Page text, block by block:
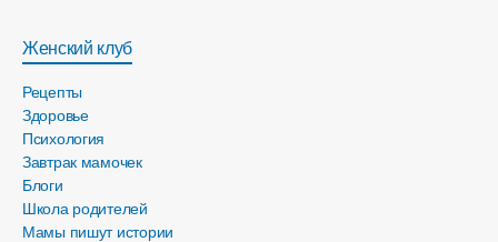
Женский клуб
Рецепты
Здоровье
Психология
Завтрак мамочек
Блоги
Школа родителей
Мамы пишут истории